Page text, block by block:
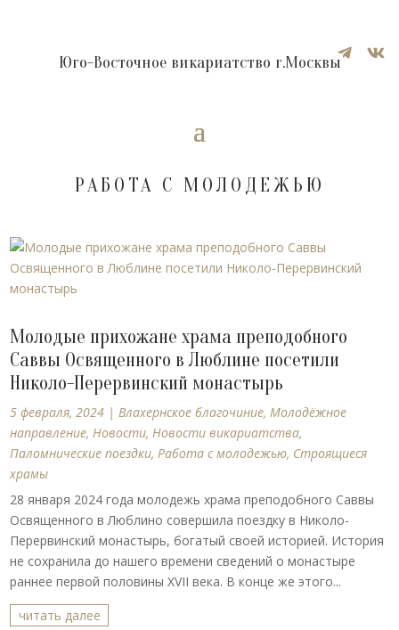
 
Юго-Восточное викариатство г.Москвы
РАБОТА С МОЛОДЕЖЬЮ
Молодые прихожане храма преподобного
Саввы Освященного в Люблине посетили
Николо-Перервинский монастырь
5 февраля, 2024 |Влахернское благочиние,Молодёжное
направление,Новости,Новости викариатства,
Паломнические поездки,Работа с молодежью, Строящиеся
храмы
28 января 2024 года молодежь храма преподобного Саввы
Освященного в Люблино совершила поездку в Николо-
Перервинский монастырь, богатый своей историей. История
не сохранила до нашего времени сведений о монастыре
раннее первой половины XVII века. В конце же этого...
читать далее